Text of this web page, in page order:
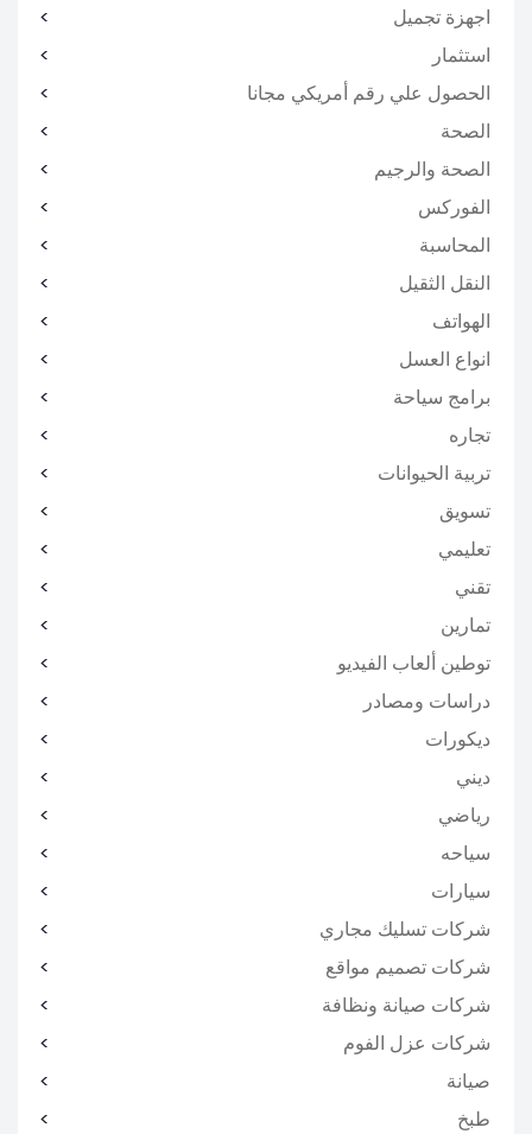
اجهزة تجميل
استثمار
الحصول علي رقم أمريكي مجانا
الصحة
الصحة والرجيم
الفوركس
المحاسبة
النقل الثقيل
الهواتف
انواع العسل
برامج سياحة
تجاره
تربية الحيوانات
تسويق
تعليمي
تقني
تمارين
توطين ألعاب الفيديو
دراسات ومصادر
ديكورات
ديني
رياضي
سياحه
سيارات
شركات تسليك مجاري
شركات تصميم مواقع
شركات صيانة ونظافة
شركات عزل الفوم
صيانة
طبخ